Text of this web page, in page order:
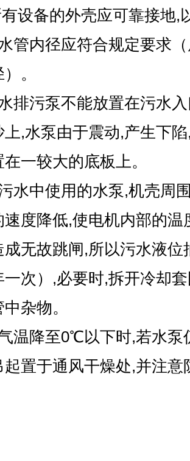
有设备的外壳应可靠接地
水管内径应符合规定要求
。
水排污泵不能放置在污水
上,水泵由于震动,产生下
一较大的底板上。
污水中使用的水泵,机壳周
速度降低,使电机内部的
成无故跳闸,所以污水液
一次）,必要时,拆开冷却
杂物。
气温降至0℃以下时,若水
起置于通风干燥处,并注意